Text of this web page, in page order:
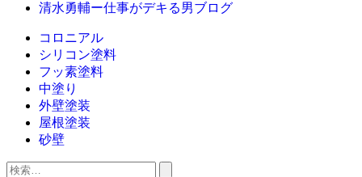
清水勇輔ー仕事がデキる男ブログ
コロニアル
シリコン塗料
フッ素塗料
中塗り
外壁塗装
屋根塗装
砂壁
検